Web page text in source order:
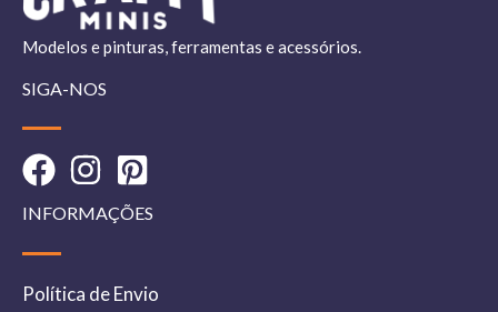
Modelos e pinturas, ferramentas e acessórios.
SIGA-NOS
INFORMAÇÕES
Política de Envio